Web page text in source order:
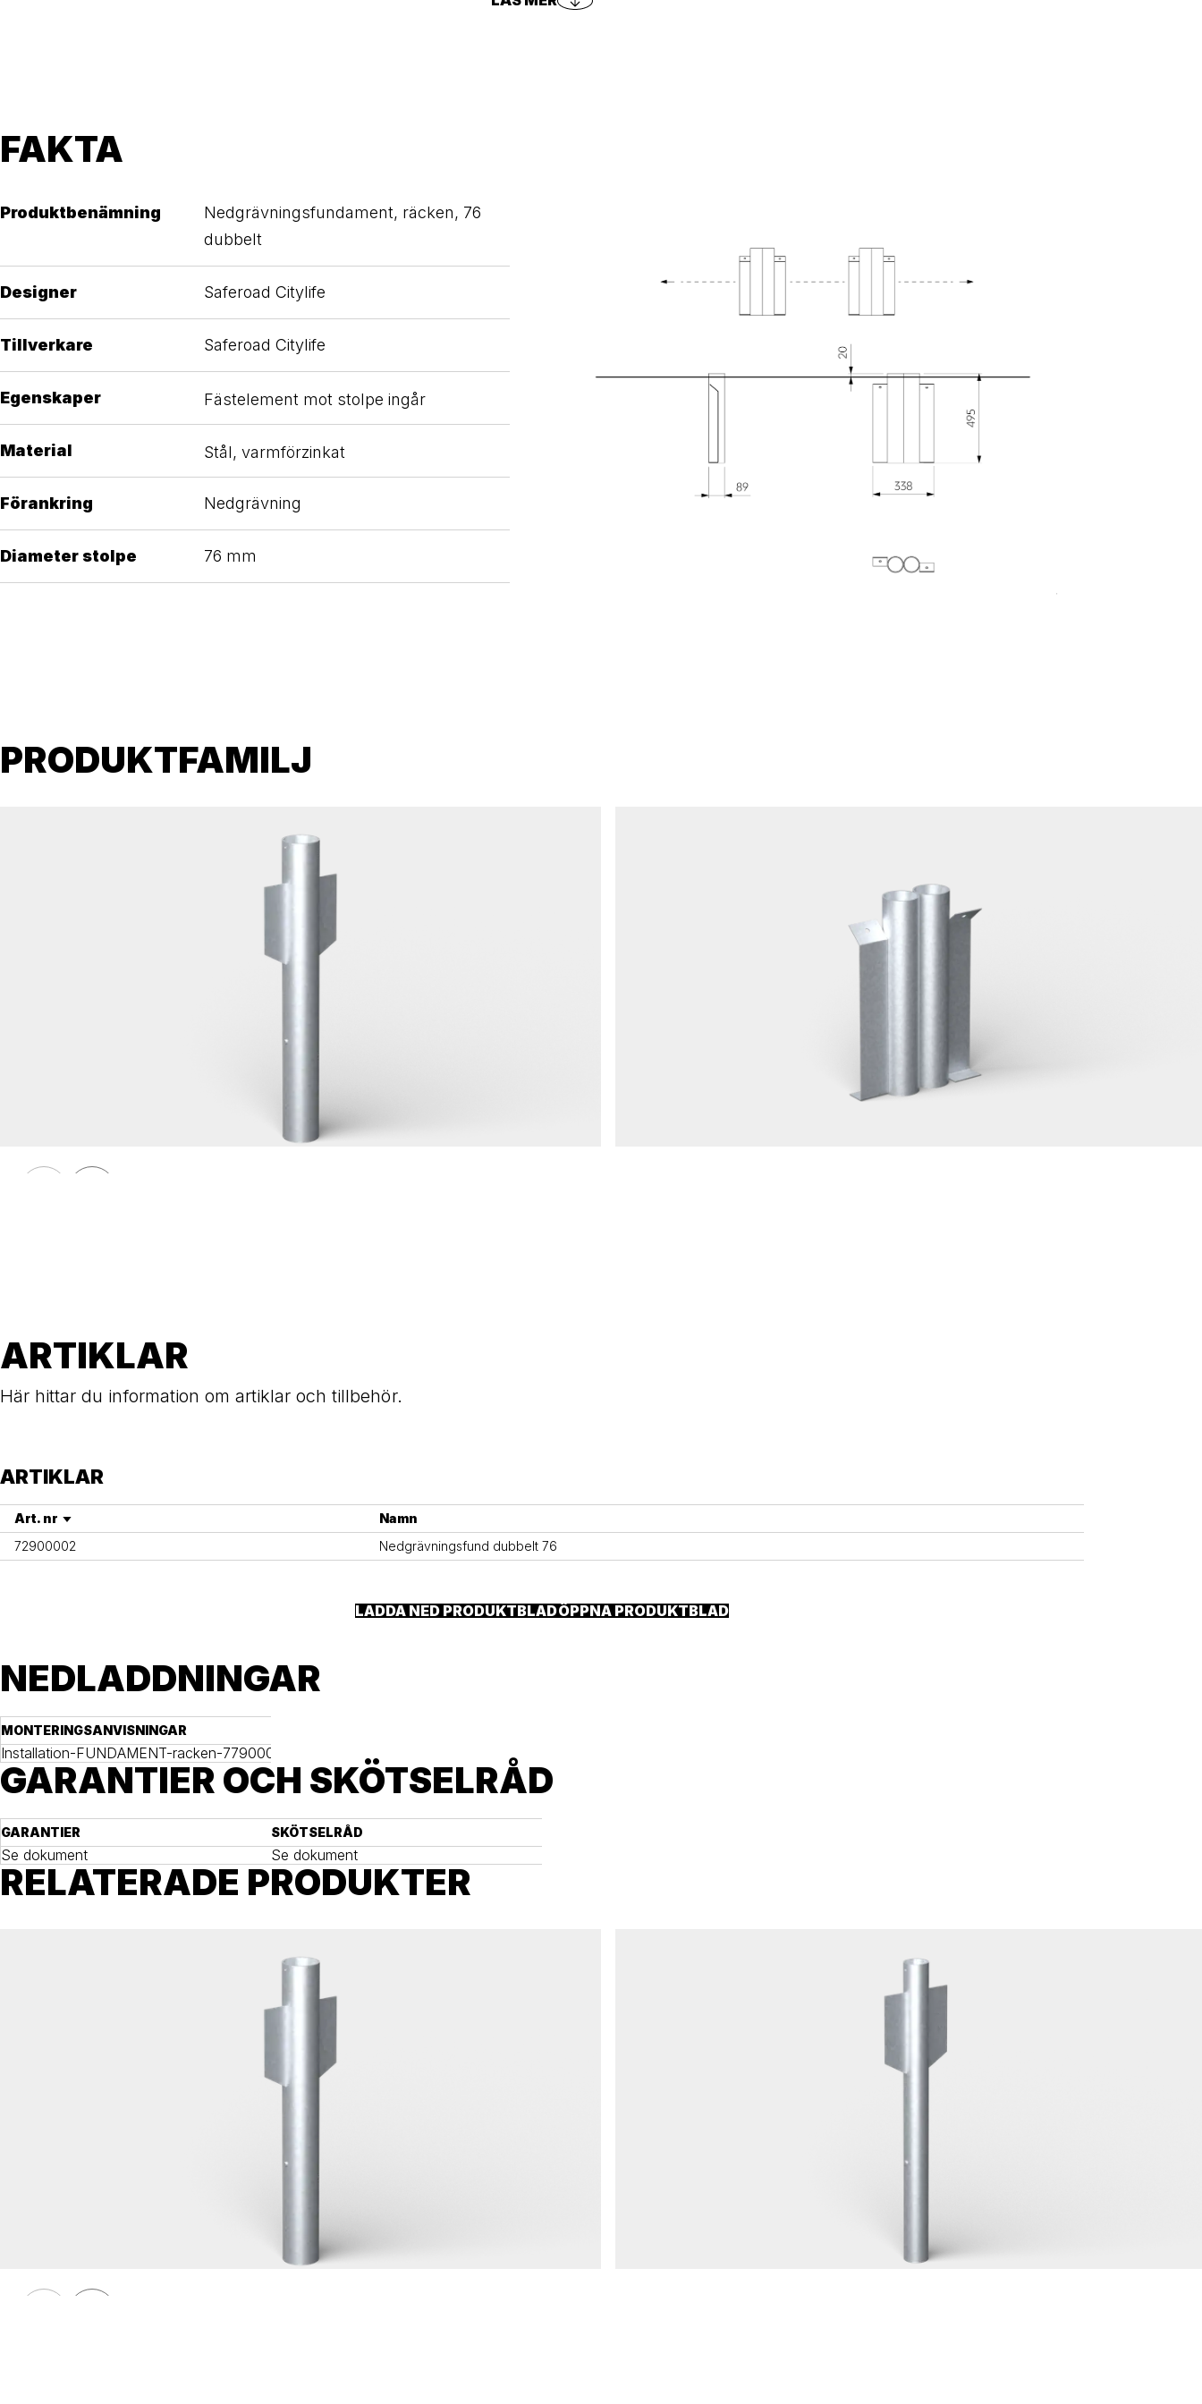
FAKTA
Produktbenämning
Nedgrävningsfundament, räcken, 76
dubbelt
Designer Saferoad Citylife
Tillverkare Saferoad Citylife
Egenskaper Fästelement mot stolpe ingår
Material Stål, varmförzinkat
Förankring Nedgrävning
Diameter stolpe 76 mm
PRODUKTFAMILJ
Räcken 76
Nedgrävningsfundament, räcken, 76 enkelt
ARTIKLAR
Här hittar du information om artiklar och tillbehör.
ARTIKLAR
Art. nr
Namn
72900002
Nedgrävningsfund dubbelt 76
LADDA NED PRODUKTBLADÖPPNA PRODUKTBLAD
NEDLADDNINGAR
MONTERINGSANVISNINGAR
Installation-FUNDAMENT-racken-77900008-2021-12-20-sv.pdf (1)
GARANTIER OCH SKÖTSELRÅD
GARANTIER
Se dokument
SKÖTSELRÅD
Se dokument
RELATERADE PRODUKTER
Räcken 76
Nedgrävningsfundament, räcken, 76 enkelt